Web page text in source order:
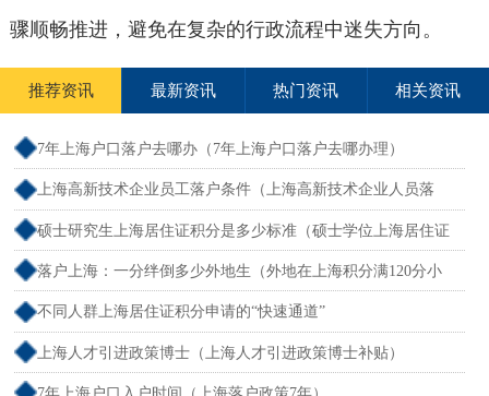
骤顺畅推进，避免在复杂的行政流程中迷失方向。
推荐资讯 最新资讯 热门资讯 相关资讯
7年上海户口落户去哪办（7年上海户口落户去哪办理）
上海高新技术企业员工落户条件（上海高新技术企业人员落
户）
硕士研究生上海居住证积分是多少标准（硕士学位上海居住证
积分）
落户上海：一分绊倒多少外地生（外地在上海积分满120分小
孩可以考上海大学吗）
不同人群上海居住证积分申请的“快速通道”
上海人才引进政策博士（上海人才引进政策博士补贴）